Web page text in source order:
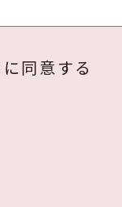
同意する